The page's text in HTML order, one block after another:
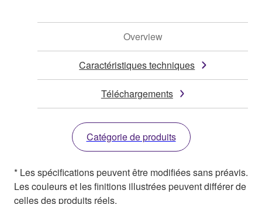
Overview
Caractéristiques techniques
Téléchargements
Catégorie de produits
* Les spécifications peuvent être modifiées sans préavis.
Les couleurs et les finitions illustrées peuvent différer de
celles des produits réels.